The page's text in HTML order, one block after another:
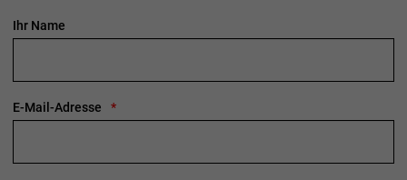
Ihr Name
E-Mail-Adresse